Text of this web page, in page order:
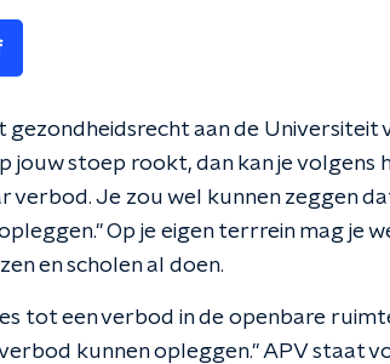
gezondheidsrecht aan de Universiteit
jouw stoep rookt, dan kan je volgens
verbod. Je zou wel kunnen zeggen
Op je eigen terrrein mag je
en scholen al doen.
tot een verbod in de openbare
kunnen opleggen." APV staat